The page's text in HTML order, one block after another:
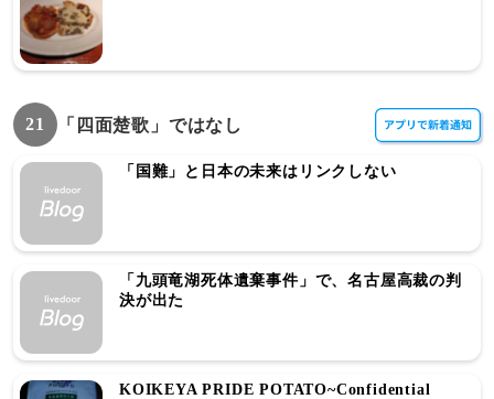
21 「四面楚歌」ではなし
「国難」と日本の未来はリンクしない
「九頭竜湖死体遺棄事件」で、名古屋高裁の判
決が出た
KOIKEYA PRIDE POTATO~Confidential